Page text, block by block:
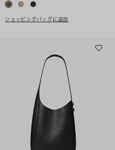
ショッピングバッグに追加